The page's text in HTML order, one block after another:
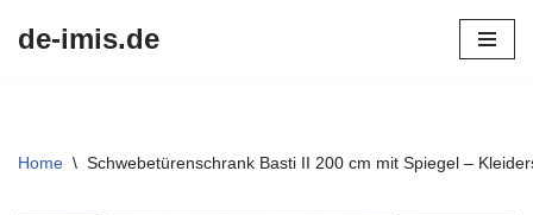
de-imis.de
Home \ Schwebetürenschrank Basti II 200 cm mit Spiegel –